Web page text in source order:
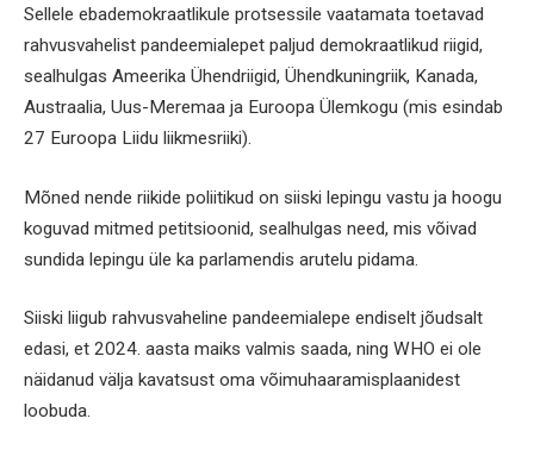
Sellele ebademokraatlikule protsessile vaatamata toetavad
rahvusvahelist pandeemialepet paljud demokraatlikud riigid,
sealhulgas Ameerika Ühendriigid, Ühendkuningriik, Kanada,
Austraalia, Uus-Meremaa ja Euroopa Ülemkogu (mis esindab
27 Euroopa Liidu liikmesriiki).
Mõned nende riikide poliitikud on siiski lepingu vastu ja hoogu
koguvad mitmed petitsioonid, sealhulgas need, mis võivad
sundida lepingu üle ka parlamendis arutelu pidama.
Siiski liigub rahvusvaheline pandeemialepe endiselt jõudsalt
edasi, et 2024. aasta maiks valmis saada, ning WHO ei ole
näidanud välja kavatsust oma võimuhaaramisplaanidest
loobuda.